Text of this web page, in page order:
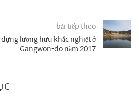
bài tiếp theo
dựng lương hưu khắc nghiệt ở
Gangwon-do năm 2017